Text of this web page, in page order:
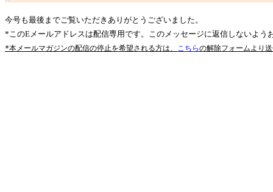
今号も最後までご覧いただきありがとうございました。
*このEメールアドレスは配信専用です。このメッセージに返信しないよう
*本メールマガジンの配信の停止を希望される方は、 こちらの解除フォームより